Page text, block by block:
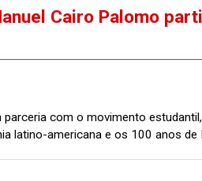
Cairo Palomo
com o movimento
latino-americana e os 100 anos de